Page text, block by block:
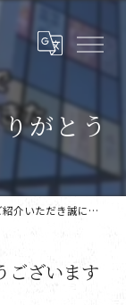
がとう
介いただき誠にありがとうございます✨
ございます